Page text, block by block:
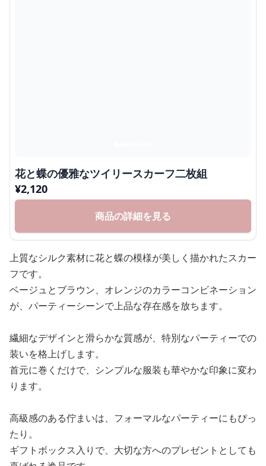
花と蝶の優雅なツイリースカーフ二枚組
¥2,120
商品の詳細を見る
上質なシルク素材に花と蝶の模様が美しく描かれたスカー
フです。
ベージュとブラウン、オレンジのカラーコンビネーション
が、パーティーシーンで上品な存在感を放ちます。
繊細なデザインと滑らかな質感が、特別なパーティーでの
装いを格上げします。
首元に巻くだけで、シンプルな服装も華やかな印象に変わ
ります。
高級感のある佇まいは、フォーマルなパーティーにもぴっ
たり。
ギフトボックス入りで、大切な方へのプレゼントとしても